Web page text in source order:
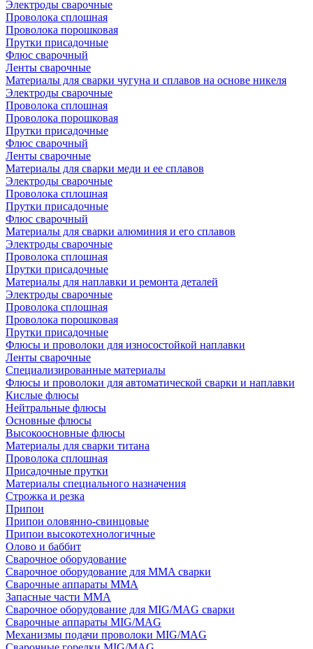
Электроды сварочные
Проволока сплошная
Проволока порошковая
Прутки присадочные
Флюс сварочный
Ленты сварочные
Материалы для сварки чугуна и сплавов на основе никеля
Электроды сварочные
Проволока сплошная
Проволока порошковая
Прутки присадочные
Флюс сварочный
Ленты сварочные
Материалы для сварки меди и ее сплавов
Электроды сварочные
Проволока сплошная
Прутки присадочные
Флюс сварочный
Материалы для сварки алюминия и его сплавов
Электроды сварочные
Проволока сплошная
Прутки присадочные
Материалы для наплавки и ремонта деталей
Электроды сварочные
Проволока сплошная
Проволока порошковая
Прутки присадочные
Флюсы и проволоки для износостойкой наплавки
Ленты сварочные
Специализированные материалы
Флюсы и проволоки для автоматической сварки и наплавки
Кислые флюсы
Нейтральные флюсы
Основные флюсы
Высокоосновные флюсы
Материалы для сварки титана
Проволока сплошная
Присадочные прутки
Материалы специального назначения
Строжка и резка
Припои
Припои оловянно-свинцовые
Припои высокотехнологичные
Олово и баббит
Сварочное оборудование
Сварочное оборудование для MMA сварки
Сварочные аппараты MMA
Запасные части MMA
Сварочное оборудование для MIG/MAG сварки
Сварочные аппараты MIG/MAG
Механизмы подачи проволоки MIG/MAG